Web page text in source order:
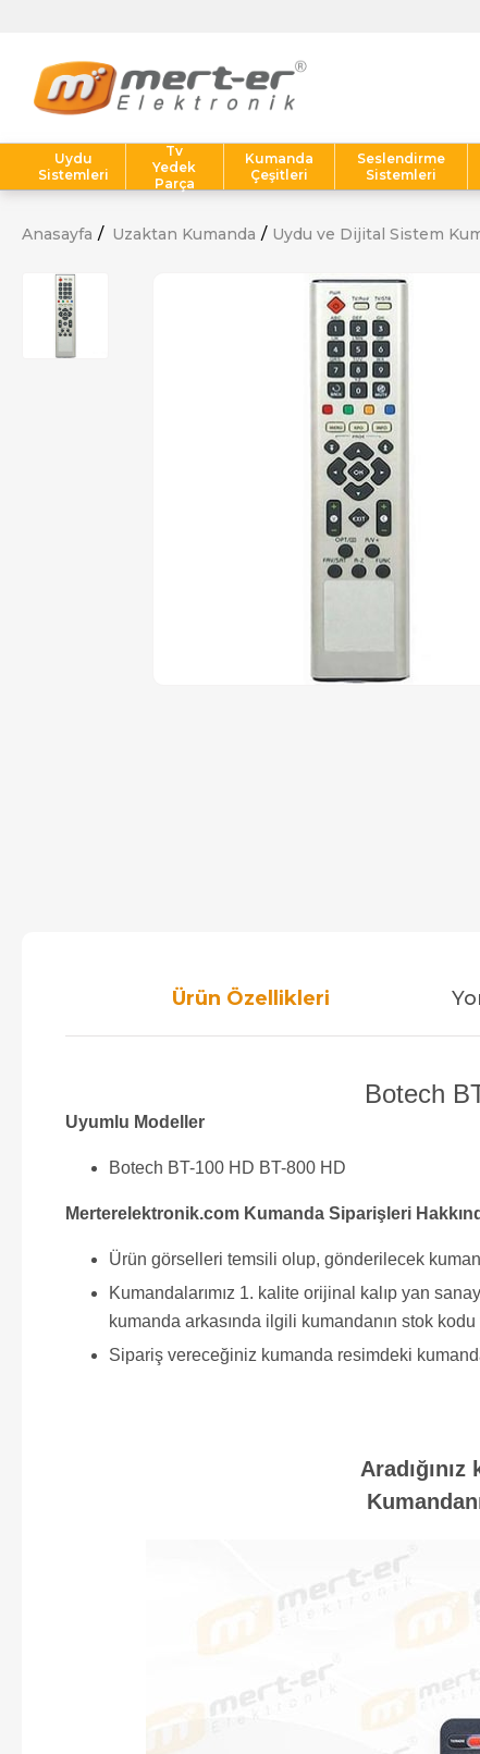
Uydu
Sistemleri
Tv
Yedek
Parça
Kumanda
Çeşitleri
Seslendirme
Sistemleri
Anasayfa Uzaktan Kumanda Uydu ve Dijital Sistem
Ürün Özellikleri
Botech
Uyumlu Modeller
Botech BT-100 HD BT-800 HD
Merterelektronik.com Kumanda Siparişleri
Ürün görselleri temsili olup, gönderilecek
Kumandalarımız 1. kalite orijinal kalıp yan
kumanda arkasında ilgili kumandanın stok
Sipariş vereceğiniz kumanda resimdeki kumanda